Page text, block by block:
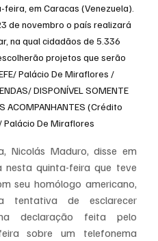
em Caracas (Venezuela).
de novembro o país realizará
na qual cidadãos de 5.336
projetos que serão
Palácio De Miraflores /
DISPONÍVEL SOMENTE
ACOMPANHANTES (Crédito
Palácio De Miraflores
Nicolás Maduro, disse em
nesta quinta-feira que teve
seu homólogo americano,
tentativa de esclarecer
declaração feita pelo
sobre um telefonema